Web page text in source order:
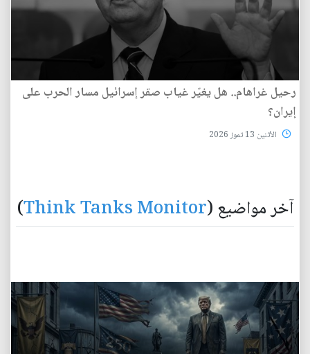
رحيل غراهام.. هل يغيّر غياب صقر إسرائيل مسار الحرب على
إيران؟
الأثنين 13 تموز 2026
آخر مواضيع (Think Tanks Monitor
)